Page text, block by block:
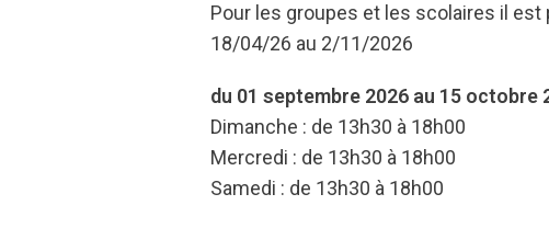
Pour les groupes et les scolaires il est
18/04/26 au 2/11/2026
du 01 septembre 2026 au 15 octobre
Dimanche : de 13h30 à 18h00
Mercredi : de 13h30 à 18h00
Samedi : de 13h30 à 18h00